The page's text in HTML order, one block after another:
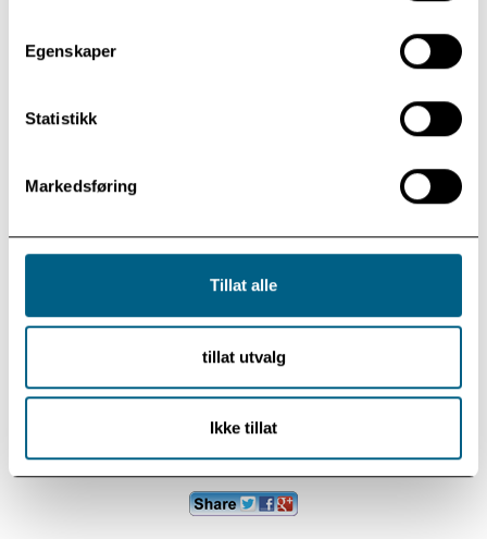
Egenskaper
Statistikk
Markedsføring
Tillat alle
tillat utvalg
Ikke tillat
instrumentaler skrevet til film, fjernsyn og konsert.
Vikersund, på nett via Modum kulturhus, eller i døra.
Modum Bad, Festsalen
Kjøp billett her